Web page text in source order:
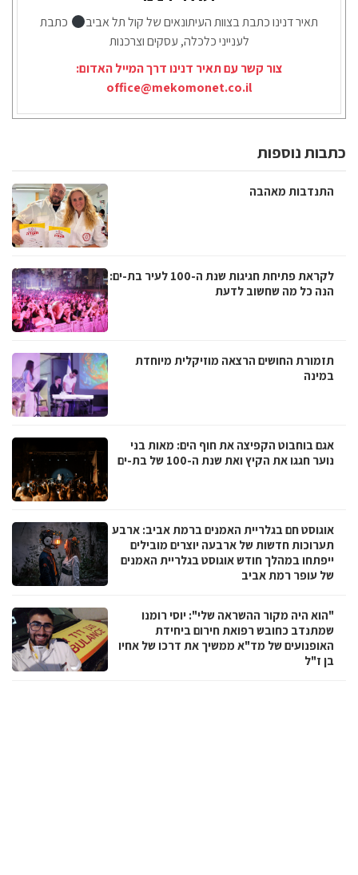
תאיר דנינו כתבת בצוות העיתונאים של קול תל אביב
כתבת
לענייני כלכלה, עסקים וצרכנות
צור קשר עם תאיר דנינו דרך המייל האדום:
office@mekomonet.co.il
כתבות נוספות
התנדבות מאהבה
לקראת פתיחת חגיגות שנת ה-100 לעיר בת-ים:
הנה כל מה שחשוב לדעת
תזמורת החושים הרצאה מוזיקלית מיוחדת
במינה
אגם בוחבוט הקפיצה את חוף הים: מאות בני
נוער חגגו את הקיץ ואת שנת ה-100 של בת-ים
אוגוסט חם בגלריית האמנים ברמת אביב: ארבע
תערוכות חדשות של ארבעה יוצרים מובילים
ייפתחו במהלך חודש אוגוסט בגלריית האמנים
של עופר רמת אביב
"הוא היה מקור ההשראה שלי": יוסי רומנו
שמתנדב כחובש רפואת חירום ביחידת
האופנועים של מד"א ממשיך את דרכו של אחיו
בן ז"ל